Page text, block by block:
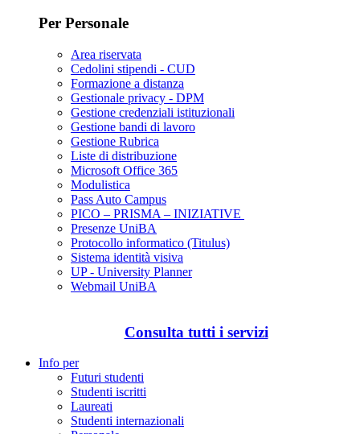
Per Personale
Area riservata
Cedolini stipendi - CUD
Formazione a distanza
Gestionale privacy - DPM
Gestione credenziali istituzionali
Gestione bandi di lavoro
Gestione Rubrica
Liste di distribuzione
Microsoft Office 365
Modulistica
Pass Auto Campus
PICO – PRISMA – INIZIATIVE
Presenze UniBA
Protocollo informatico (Titulus)
Sistema identità visiva
UP - University Planner
Webmail UniBA
Consulta tutti i servizi
Info per
Futuri studenti
Studenti iscritti
Laureati
Studenti internazionali